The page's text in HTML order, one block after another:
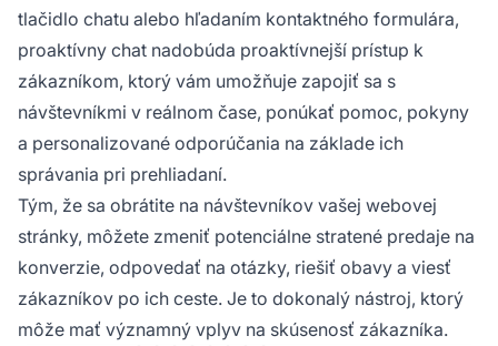
tlačidlo chatu alebo hľadaním kontaktného formulára,
proaktívny chat nadobúda proaktívnejší prístup k
zákazníkom, ktorý vám umožňuje zapojiť sa s
návštevníkmi v reálnom čase, ponúkať pomoc, pokyny
a personalizované odporúčania na základe ich
správania pri prehliadaní.
Tým, že sa obrátite na návštevníkov vašej webovej
stránky, môžete zmeniť potenciálne stratené predaje na
konverzie, odpovedať na otázky, riešiť obavy a viesť
zákazníkov po ich ceste. Je to dokonalý nástroj, ktorý
môže mať významný vplyv na skúsenosť zákazníka.